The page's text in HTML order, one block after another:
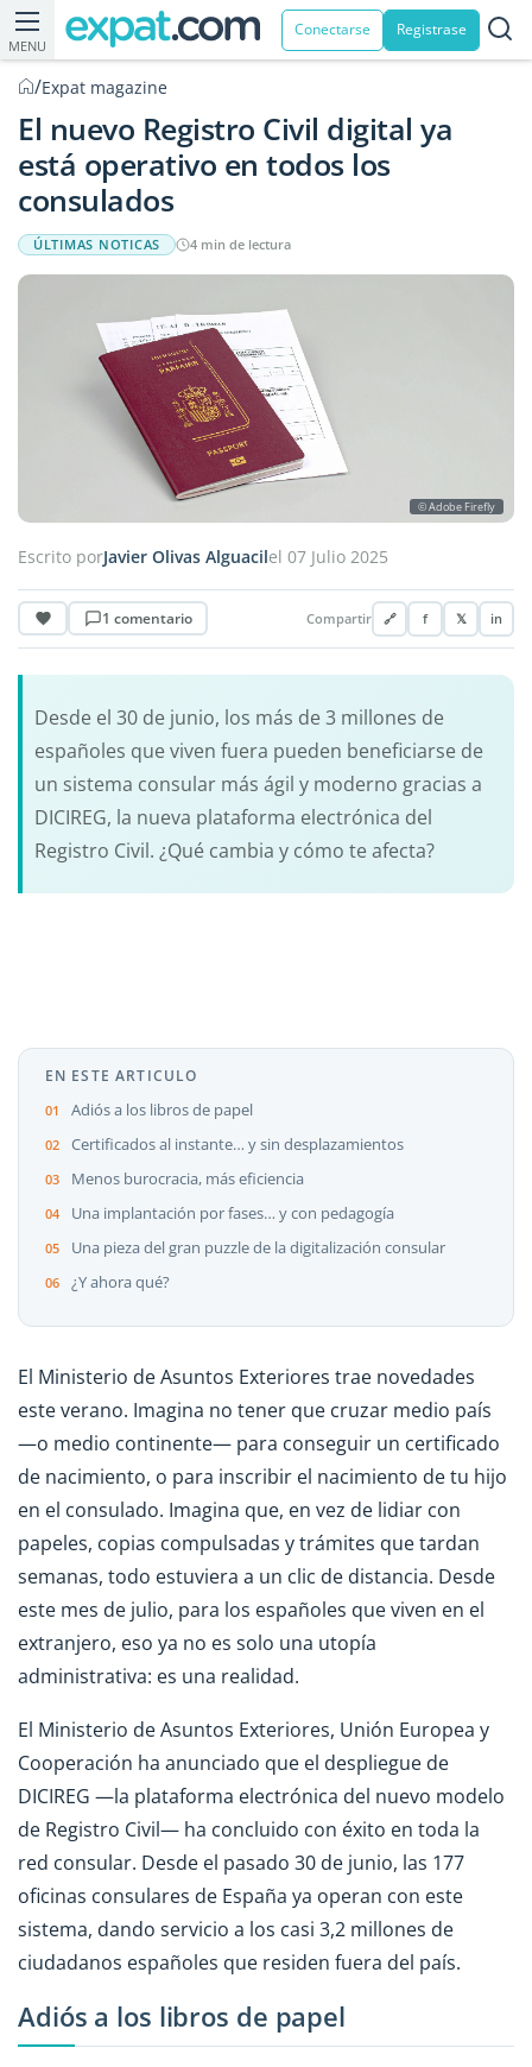
MENU
Conectarse Registrase
/Expat magazine
El nuevo Registro Civil digital ya
está operativo en todos los
consulados
ÚLTIMAS NOTICAS 4 min de lectura
© Adobe Firefly
Escrito porJavier Olivas Alguacilel 07 Julio 2025
1 comentario Compartir 🔗 f 𝕏 in
Desde el 30 de junio, los más de 3 millones de
españoles que viven fuera pueden beneficiarse de
un sistema consular más ágil y moderno gracias a
DICIREG, la nueva plataforma electrónica del
Registro Civil. ¿Qué cambia y cómo te afecta?
EN ESTE ARTICULO
Adiós a los libros de papel
Certificados al instante… y sin desplazamientos
Menos burocracia, más eficiencia
Una implantación por fases… y con pedagogía
Una pieza del gran puzzle de la digitalización consular
¿Y ahora qué?
El Ministerio de Asuntos Exteriores trae novedades
este verano. Imagina no tener que cruzar medio país
—o medio continente— para conseguir un certificado
de nacimiento, o para inscribir el nacimiento de tu hijo
en el consulado. Imagina que, en vez de lidiar con
papeles, copias compulsadas y trámites que tardan
semanas, todo estuviera a un clic de distancia. Desde
este mes de julio, para los españoles que viven en el
extranjero, eso ya no es solo una utopía
administrativa: es una realidad.
El Ministerio de Asuntos Exteriores, Unión Europea y
Cooperación ha anunciado que el despliegue de
DICIREG —la plataforma electrónica del nuevo modelo
de Registro Civil— ha concluido con éxito en toda la
red consular. Desde el pasado 30 de junio, las 177
oficinas consulares de España ya operan con este
sistema, dando servicio a los casi 3,2 millones de
ciudadanos españoles que residen fuera del país.
Adiós a los libros de papel